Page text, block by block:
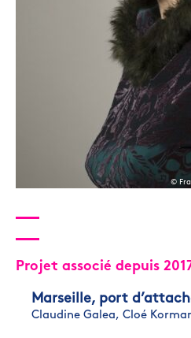
©
Projet associé depuis
Marseille, port
Claudine Galea, Cloé